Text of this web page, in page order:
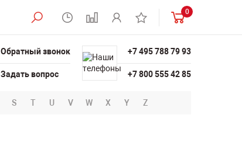
0
Обратный звонок
Задать вопрос
+7 495 788 79 93
+7 800 555 42 85
S T U V W X Y Z